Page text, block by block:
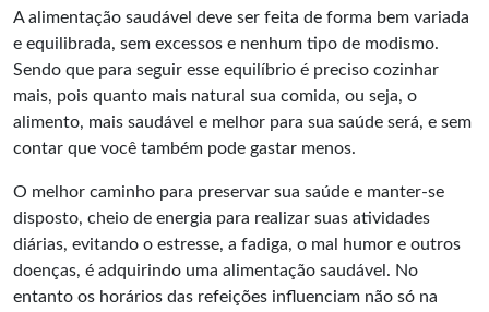
A alimentação saudável deve ser feita de forma bem variada
e equilibrada, sem excessos e nenhum tipo de modismo.
Sendo que para seguir esse equilíbrio é preciso cozinhar
mais, pois quanto mais natural sua comida, ou seja, o
alimento, mais saudável e melhor para sua saúde será, e sem
contar que você também pode gastar menos.
O melhor caminho para preservar sua saúde e manter-se
disposto, cheio de energia para realizar suas atividades
diárias, evitando o estresse, a fadiga, o mal humor e outros
doenças, é adquirindo uma alimentação saudável. No
entanto os horários das refeições influenciam não só na